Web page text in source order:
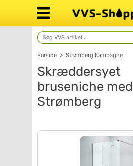
Forside > Strømberg Kampagne
Skræddersyet
bruseniche med
Strømberg